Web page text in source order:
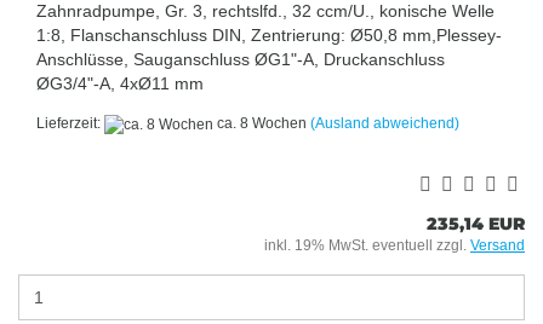
Zahnradpumpe, Gr. 3, rechtslfd., 32 ccm/U., konische Welle
1:8, Flanschanschluss DIN, Zentrierung: Ø50,8 mm,Plessey-
Anschlüsse, Sauganschluss ØG1"-A, Druckanschluss
ØG3/4"-A, 4xØ11 mm
Lieferzeit: ca. 8 Wochen (Ausland abweichend)
235,14 EUR
inkl. 19% MwSt. eventuell zzgl. Versand